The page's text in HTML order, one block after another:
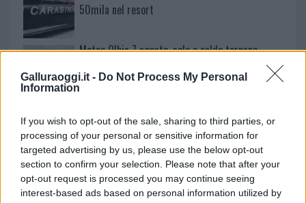
Galluraoggi.it - Do Not Process My Personal
Information
If you wish to opt-out of the sale, sharing to third parties, or
processing of your personal or sensitive information for
targeted advertising by us, please use the below opt-out
section to confirm your selection. Please note that after your
opt-out request is processed you may continue seeing
interest-based ads based on personal information utilized by
50mila nel resort
Meteo Olbia 7 agosto, sole e caldo tornano
fine agosto
Aggius conquista la classifica delle mete più
amate dell’estate 2026